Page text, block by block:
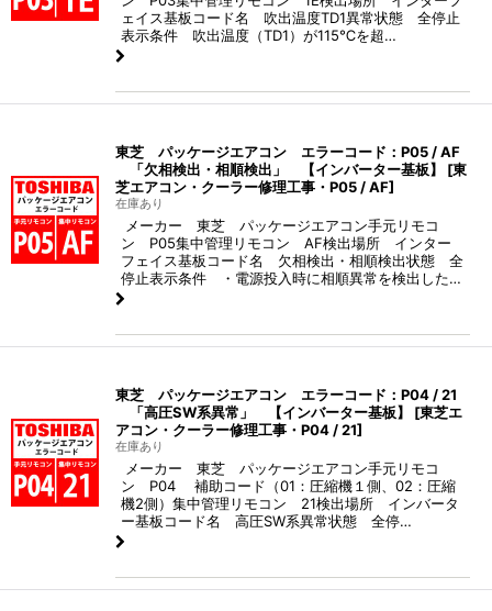
ェイス基板コード名 吹出温度TD1異常状態 全停止
表示条件 吹出温度（TD1）が115℃を超…
東芝 パッケージエアコン エラーコード：P05 / AF
「欠相検出・相順検出」 【インバーター基板】
[東
芝エアコン・クーラー修理工事・P05 / AF]
在庫あり
メーカー 東芝 パッケージエアコン手元リモコ
ン P05集中管理リモコン AF検出場所 インター
フェイス基板コード名 欠相検出・相順検出状態 全
停止表示条件 ・電源投入時に相順異常を検出した…
東芝 パッケージエアコン エラーコード：P04 / 21
「高圧SW系異常」 【インバーター基板】
[東芝エ
アコン・クーラー修理工事・P04 / 21]
在庫あり
メーカー 東芝 パッケージエアコン手元リモコ
ン P04 補助コード（01：圧縮機１側、02：圧縮
機2側）集中管理リモコン 21検出場所 インバータ
ー基板コード名 高圧SW系異常状態 全停…